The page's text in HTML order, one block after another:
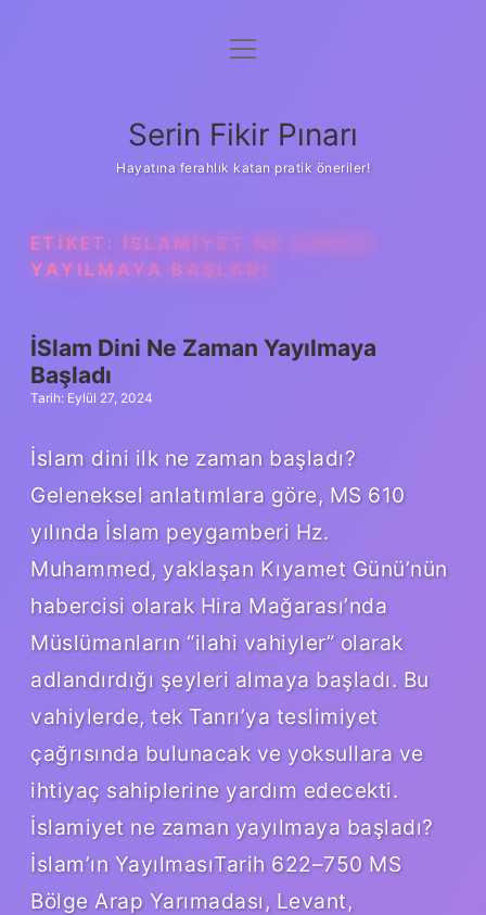
Gizlilik Politikası
Yasal Uyarı
menüyü
Serin Fikir Pınarı
Hayatına ferahlık katan pratik öneriler!
ETIKET: İSLAMIYET NE ZAMAN
YAYILMAYA BAŞLADI
İSlam Dini Ne Zaman Yayılmaya
Başladı
Tarih: Eylül 27, 2024
İslam dini ilk ne zaman başladı?
Geleneksel anlatımlara göre, MS 610
yılında İslam peygamberi Hz.
Muhammed, yaklaşan Kıyamet Günü’nün
habercisi olarak Hira Mağarası’nda
Müslümanların “ilahi vahiyler” olarak
adlandırdığı şeyleri almaya başladı. Bu
vahiylerde, tek Tanrı’ya teslimiyet
çağrısında bulunacak ve yoksullara ve
ihtiyaç sahiplerine yardım edecekti.
İslamiyet ne zaman yayılmaya başladı?
İslam’ın YayılmasıTarih 622–750 MS
Bölge Arap Yarımadası, Levant,